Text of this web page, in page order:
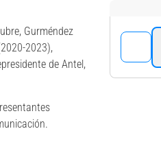
Gurméndez
2023),
de Antel,